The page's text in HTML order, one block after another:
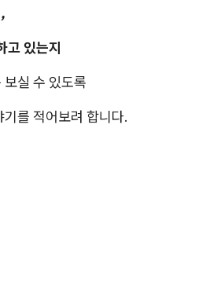
고 있는지
실 수 있도록
를 적어보려 합니다.